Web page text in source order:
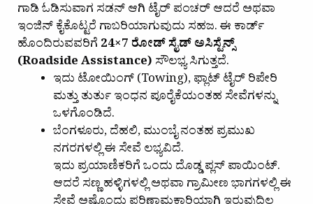
ಗಾಡಿ ಓಡಿಸುವಾಗ ಸಡನ್ ಆಗಿ ಟೈರ್ ಪಂಚರ್ ಆದರೆ ಅಥವಾ
ಇಂಜಿನ್ ಕೈಕೊಟ್ಟರೆ ಗಾಬರಿಯಾಗುವುದು ಸಹಜ. ಈ ಕಾರ್ಡ್
ಹೊಂದಿರುವವರಿಗೆ 24×7 ರೋಡ್ ಸೈಡ್ ಅಸಿಸ್ಟೆನ್ಸ್
(Roadside Assistance) ಸೌಲಭ್ಯ ಸಿಗುತ್ತದೆ.
ಇದು ಟೋಯಿಂಗ್ (Towing), ಫ್ಲಾಟ್ ಟೈರ್ ರಿಪೇರಿ
ಮತ್ತು ತುರ್ತು ಇಂಧನ ಪೂರೈಕೆಯಂತಹ ಸೇವೆಗಳನ್ನು
ಒಳಗೊಂಡಿದೆ.
ಬೆಂಗಳೂರು, ದೆಹಲಿ, ಮುಂಬೈ ನಂತಹ ಪ್ರಮುಖ
ನಗರಗಳಲ್ಲಿ ಈ ಸೇವೆ ಲಭ್ಯವಿದೆ.
ಇದು ಪ್ರಯಾಣಿಕರಿಗೆ ಒಂದು ದೊಡ್ಡ ಪ್ಲಸ್ ಪಾಯಿಂಟ್.
ಆದರೆ ಸಣ್ಣ ಹಳ್ಳಿಗಳಲ್ಲಿ ಅಥವಾ ಗ್ರಾಮೀಣ ಭಾಗಗಳಲ್ಲಿ ಈ